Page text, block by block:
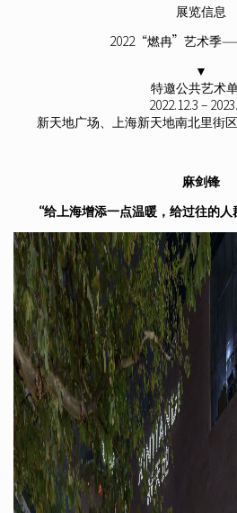
展览信息
2022“燃冉”艺术季
▼
特邀公共艺术
2022.12.3 –
新天地广场、上海新天地南北里街
麻剑锋
“给上海增添一点温暖，给过往的